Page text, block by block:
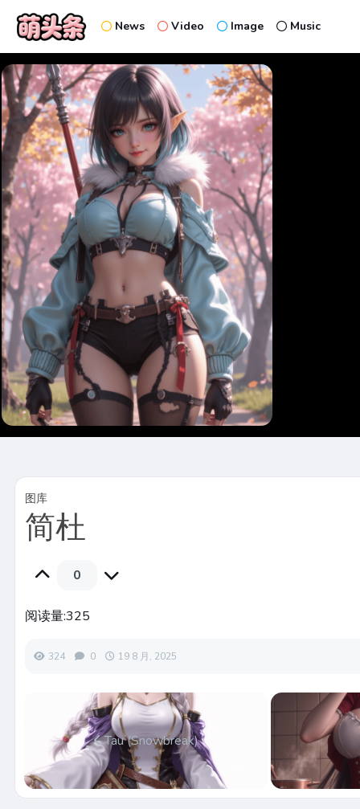
News Video Image Music
图库
简杜
0
阅读量:325
324 0 19 8 月, 2025
Tau (Snowbreak)